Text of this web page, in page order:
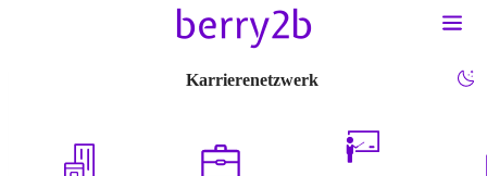
Karrierenetzwerk